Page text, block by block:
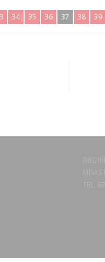
34 35 36 37 38 39
TEL.